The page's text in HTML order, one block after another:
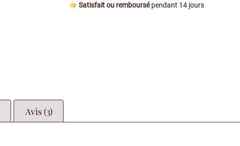
Satisfait ou remboursépendant 14 jours
Avis (3)